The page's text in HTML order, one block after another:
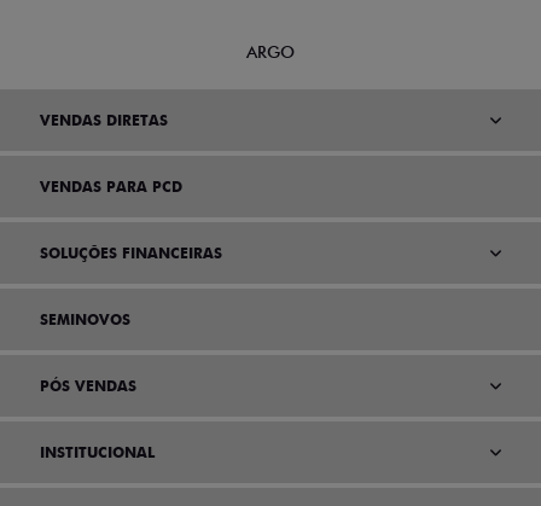
ARGO
VENDAS DIRETAS
VENDAS PARA PCD
SOLUÇÕES FINANCEIRAS
SEMINOVOS
PÓS VENDAS
INSTITUCIONAL